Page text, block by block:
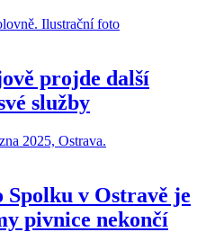
projde další
služby
v Ostravě je
pivnice nekončí